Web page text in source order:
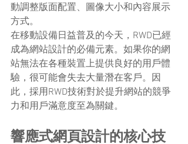
動調整版面配置、圖像大小和內容展示
方式。
在移動設備日益普及的今天，RWD已經
成為網站設計的必備元素。如果你的網
站無法在各種裝置上提供良好的用戶體
驗，很可能會失去大量潛在客戶。因
此，採用RWD技術對於提升網站的競爭
力和用戶滿意度至為關鍵。
響應式網頁設計的核心技